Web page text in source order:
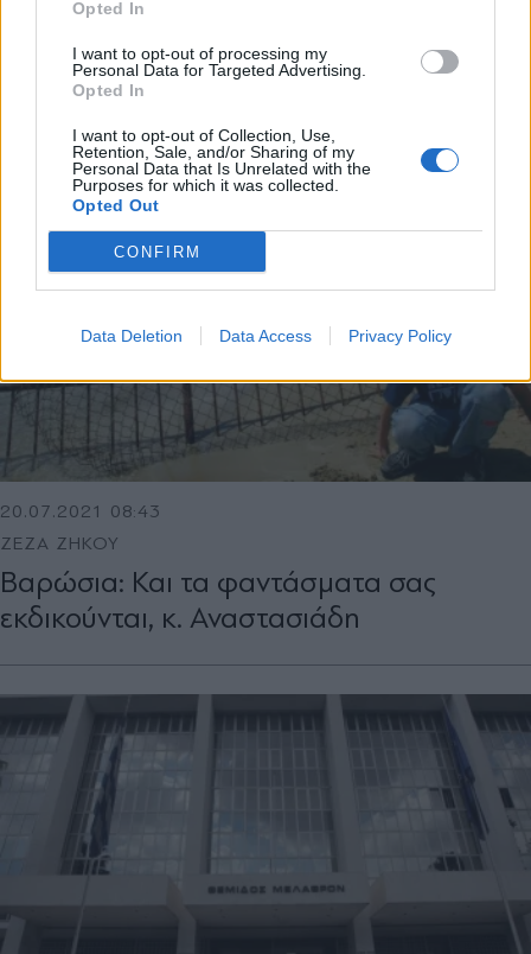
Opted In
I want to opt-out of processing my
Personal Data for Targeted Advertising.
Opted In
I want to opt-out of Collection, Use,
Retention, Sale, and/or Sharing of my
Personal Data that Is Unrelated with the
Purposes for which it was collected.
Opted Out
CONFIRM
Data Deletion Data Access Privacy Policy
ΖΕΖΑ ΖΗΚΟΥ
Αθήνα - Λευκωσία: Ένας εθνικός και
πολιτικός τραγέλαφος...
20.07.2021 08:43
ΖΕΖΑ ΖΗΚΟΥ
Βαρώσια: Και τα φαντάσματα σας
εκδικούνται, κ. Αναστασιάδη
X